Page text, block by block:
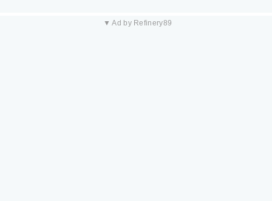
▼ Ad by Refinery89